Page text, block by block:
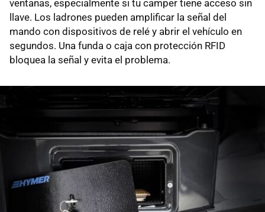
ventanas, especialmente si tu camper tiene acceso sin
llave. Los ladrones pueden amplificar la señal del
mando con dispositivos de relé y abrir el vehículo en
segundos. Una funda o caja con protección RFID
bloquea la señal y evita el problema.